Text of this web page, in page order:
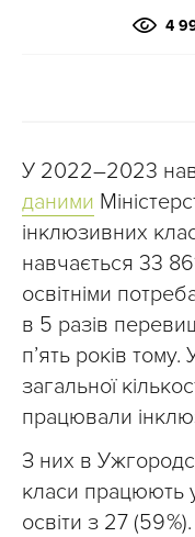
4
У 2022–2023
даними
інклюзивних
навчається 33
освітніми
в 5 разів
п’ять років
загальної
працювали
З них в
класи працюють
освіти з 27 (59